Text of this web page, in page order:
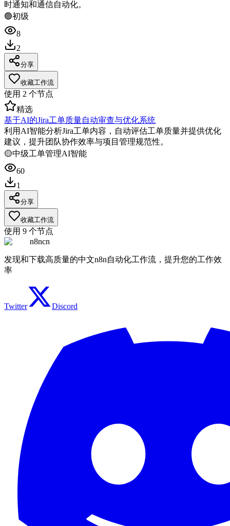
时通知和通信自动化。
🟢初级
8
2
分享
收藏工作流
使用 2 个节点
精选
基于AI的Jira工单质量自动审查与优化系统
利用AI智能分析Jira工单内容，自动评估工单质量并提供优化
建议，提升团队协作效率与项目管理规范性。
🟡中级工单管理AI智能
60
1
分享
收藏工作流
使用 9 个节点
n8ncn
发现和下载高质量的中文n8n自动化工作流，提升您的工作效
率
Twitter Discord